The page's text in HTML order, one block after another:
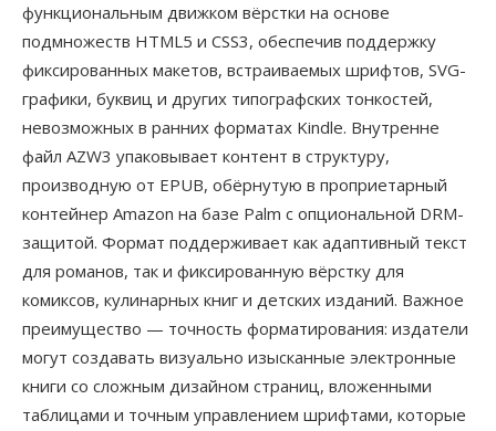
функциональным движком вёрстки на основе
подмножеств HTML5 и CSS3, обеспечив поддержку
фиксированных макетов, встраиваемых шрифтов, SVG-
графики, буквиц и других типографских тонкостей,
невозможных в ранних форматах Kindle. Внутренне
файл AZW3 упаковывает контент в структуру,
производную от EPUB, обёрнутую в проприетарный
контейнер Amazon на базе Palm с опциональной DRM-
защитой. Формат поддерживает как адаптивный текст
для романов, так и фиксированную вёрстку для
комиксов, кулинарных книг и детских изданий. Важное
преимущество — точность форматирования: издатели
могут создавать визуально изысканные электронные
книги со сложным дизайном страниц, вложенными
таблицами и точным управлением шрифтами, которые